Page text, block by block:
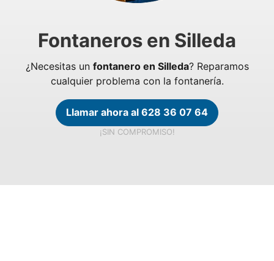
Fontaneros en Silleda
¿Necesitas un fontanero en Silleda? Reparamos
cualquier problema con la fontanería.
Llamar ahora al 628 36 07 64
¡SIN COMPROMISO!